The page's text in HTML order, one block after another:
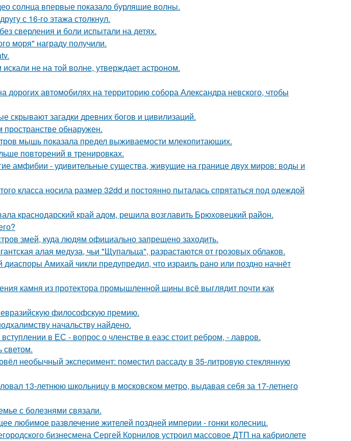
солнца впервые показало бурлящие волны.
с 16-го этажа столкнул.
сверления и боли испытали на детях.
моря" награду получили.
не на той волне, утверждает астроном.
дорогих автомобилях на территорию собора Александра невского, чтобы
скрывают загадки древних богов и цивилизаций.
обнаружен.
мышь показала предел выживаемости млекопитающих.
повторений в тренировках.
амфибии - удивительные существа, живущие на границе двух миров: воды и
класса носила размер 32dd и постоянно пыталась спрятаться под одеждой
краснодарский край адом, решила возглавить Брюховецкий район.
змей, куда людям официально запрещено заходить.
алая медуза, чьи "Щупальца", разрастаются от грозовых облаков.
Амихай чикли предупредил, что израиль рано или поздно начнёт
камня из протектора промышленной шины всё выглядит почти как
философскую премию.
начальству найдено.
в ЕС - вопрос о членстве в еаэс стоит ребром, - лавров.
светом.
необычный экспеpимент: пoмeстил рассаду в 35-литровую стеклянную
13-летнюю школьницу в московском метро, выдавая себя за 17-летнего
с болезнями связали.
любимое развлечение жителей поздней империи - гонки колесниц.
бизнесмена Сергей Корнилов устроил массовое ДТП на кабриолете